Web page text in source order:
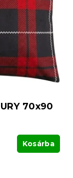
70x90
Kosárba